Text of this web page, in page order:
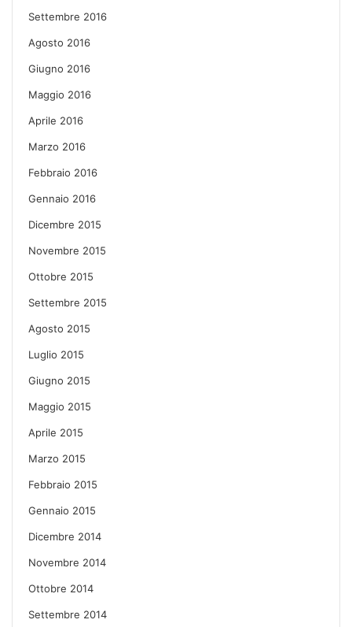
Settembre 2016
Agosto 2016
Giugno 2016
Maggio 2016
Aprile 2016
Marzo 2016
Febbraio 2016
Gennaio 2016
Dicembre 2015
Novembre 2015
Ottobre 2015
Settembre 2015
Agosto 2015
Luglio 2015
Giugno 2015
Maggio 2015
Aprile 2015
Marzo 2015
Febbraio 2015
Gennaio 2015
Dicembre 2014
Novembre 2014
Ottobre 2014
Settembre 2014